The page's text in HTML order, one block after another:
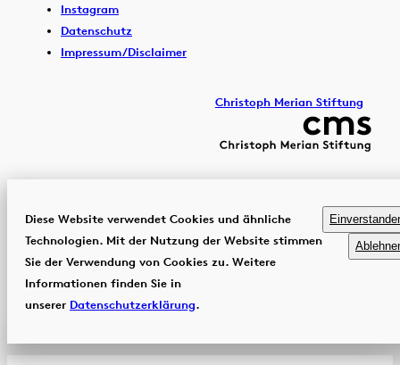
Instagram
Datenschutz
Impressum/Disclaimer
Christoph Merian Stiftung
Diese Website verwendet Cookies und ähnliche
Technologien. Mit der Nutzung der Website stimmen
Sie der Verwendung von Cookies zu. Weitere
Informationen finden Sie in
unserer Datenschutzerklärung.